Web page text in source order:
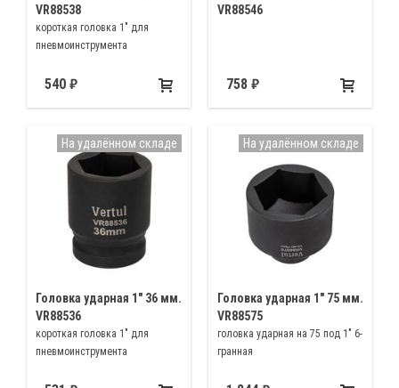
VR88538
короткая головка 1" для
пневмоинструмента
540
VR88546
758
Головка ударная 1″ 36 мм.
VR88536
короткая головка 1" для
пневмоинструмента
На удалённом складе
Головка ударная 1″ 75 мм.
VR88575
головка ударная на 75 под 1" 6-
гранная
На удалённом складе